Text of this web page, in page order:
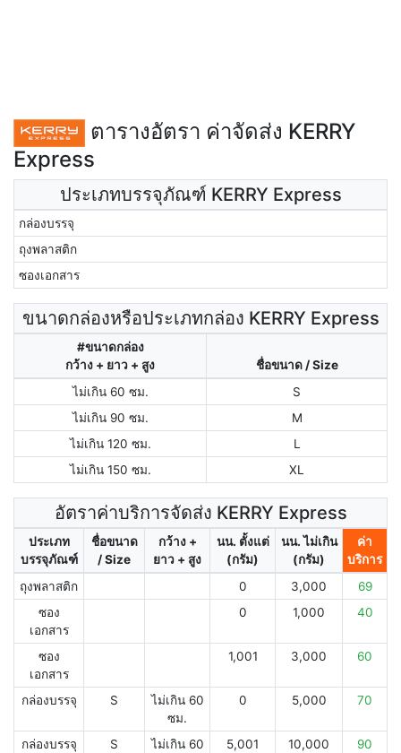
ตารางอัตรา ค่าจัดส่ง KERRY
Express
ประเภทบรรจุภัณฑ์ KERRY Express
กล่องบรรจุ
ถุงพลาสติก
ซองเอกสาร
ขนาดกล่องหรือประเภทกล่อง KERRY Express
#ขนาดกล่อง
กว้าง + ยาว + สูง
ชื่อขนาด / Size
ไม่เกิน 60 ซม.
S
ไม่เกิน 90 ซม.
M
ไม่เกิน 120 ซม.
L
ไม่เกิน 150 ซม.
XL
อัตราค่าบริการจัดส่ง KERRY Express
ประเภท
บรรจุภัณฑ์
ชื่อขนาด
/ Size
กว้าง +
ยาว + สูง
นน. ตั้งแต่
(กรัม)
นน. ไม่เกิน
(กรัม)
ค่า
บริการ
ถุงพลาสติก
0 3,000
69
ซอง
เอกสาร
0 1,000 40
ซอง
เอกสาร
1,001 3,000 60
กล่องบรรจุ S
ไม่เกิน 60
ซม.
0 5,000 70
กล่องบรรจุ S
ไม่เกิน 60
5,001 10,000 90